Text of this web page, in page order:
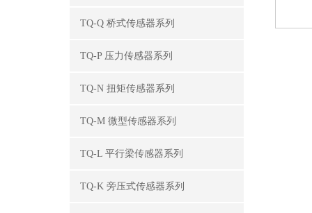
TQ-Q 桥式传感器系列
TQ-P 压力传感器系列
TQ-N 扭矩传感器系列
TQ-M 微型传感器系列
TQ-L 平行梁传感器系列
TQ-K 旁压式传感器系列